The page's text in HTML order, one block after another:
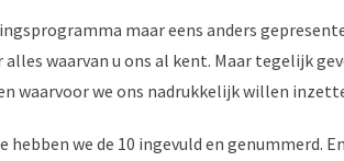
maar eens anders
waarvan u ons al kent. Maar tegelijk
waarvoor we ons nadrukkelijk willen
hebben we de 10 ingevuld en genummerd.